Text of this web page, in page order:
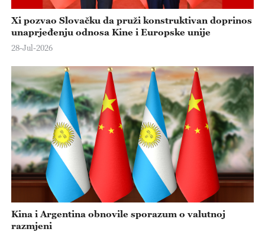
Xi pozvao Slovačku da pruži konstruktivan doprinos
unaprjeđenju odnosa Kine i Europske unije
28-Jul-2026
Kina i Argentina obnovile sporazum o valutnoj
razmjeni